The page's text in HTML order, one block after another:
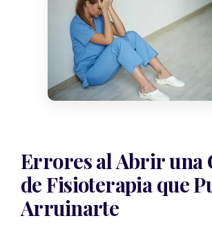
Errores al Abrir una
de Fisioterapia que
Arruinarte